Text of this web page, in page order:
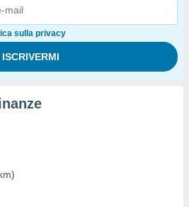
sulla privacy